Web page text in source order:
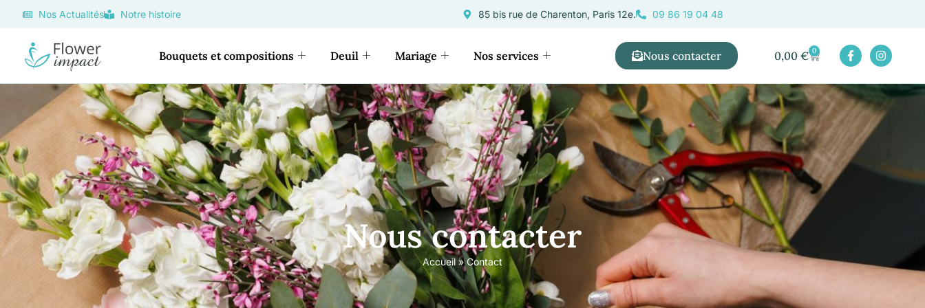
Nos Actualités Notre histoire 85 bis rue de Charenton, Paris 12e. 09 86 19 04 48
Bouquets et compositions Deuil Mariage Nos services Nous contacter 0,00€ 0
Nous contacter
Accueil»Contact